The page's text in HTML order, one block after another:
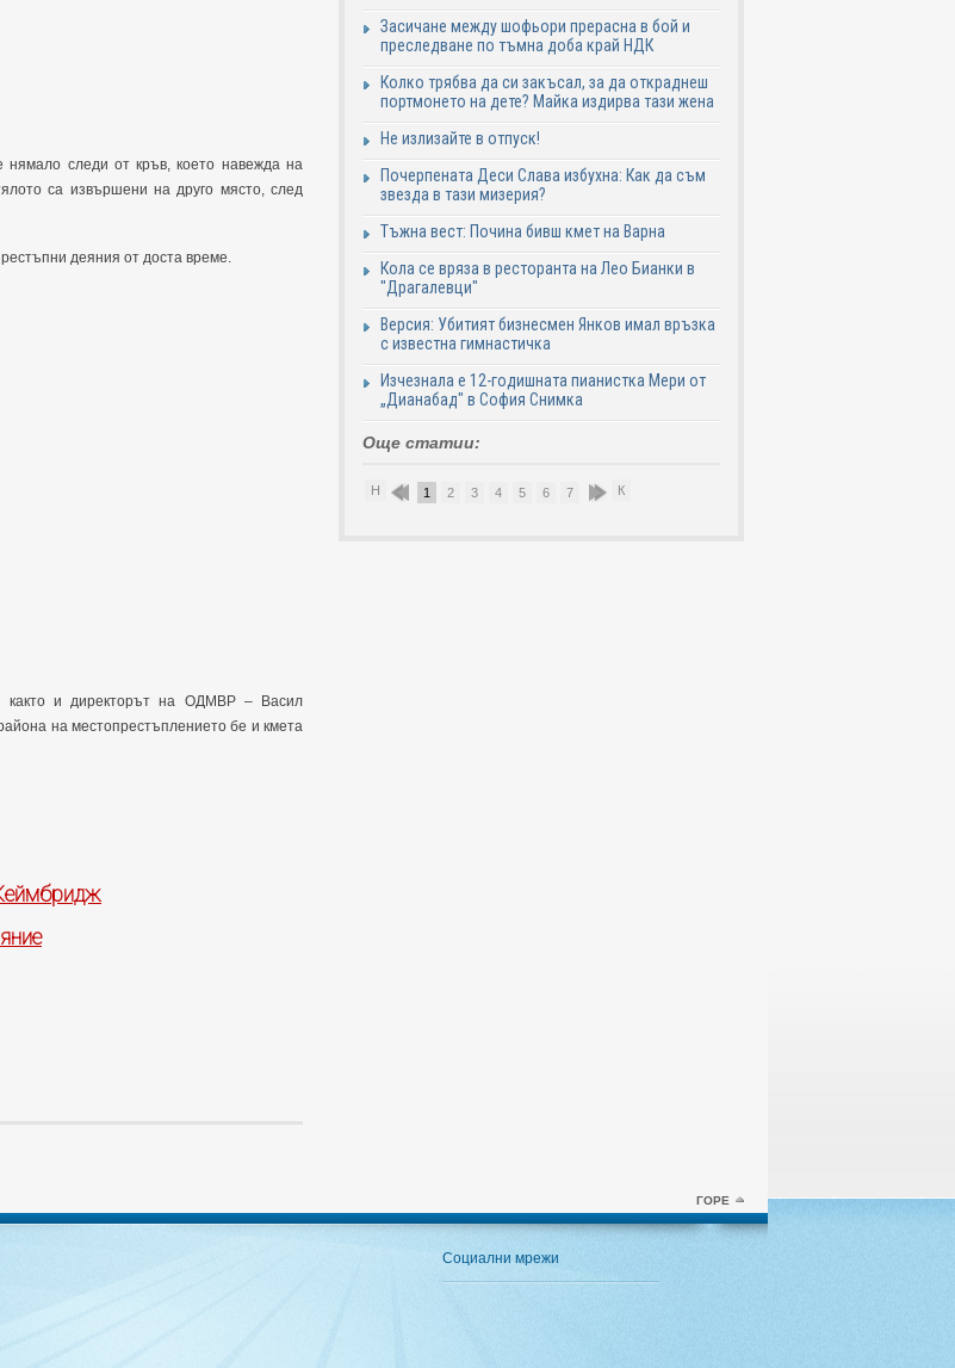
следи от кръв, което навежда на
са извършени на друго място, след
деяния от доста време.
както и директорът на ОДМВР – Васил
на местопрестъплението бе и кмета
Засичане между шофьори прерасна в бой и
преследване по тъмна доба край НДК
Колко трябва да си закъсал, за да откраднеш
портмонето на дете? Майка издирва тази жена
Не излизайте в отпуск!
Почерпената Деси Слава избухна: Как да съм
звезда в тази мизерия?
Тъжна вест: Почина бивш кмет на Варна
Кола се вряза в ресторанта на Лео Бианки в
"Драгалевци"
Версия: Убитият бизнесмен Янков имал връзка
с известна гимнастичка
Изчезнала е 12-годишната пианистка Мери от
„Дианабад" в София Снимка
Още статии:
Н 1 2 3 4 5 6 7 8 9К
ГОРЕ
Социални мрежи